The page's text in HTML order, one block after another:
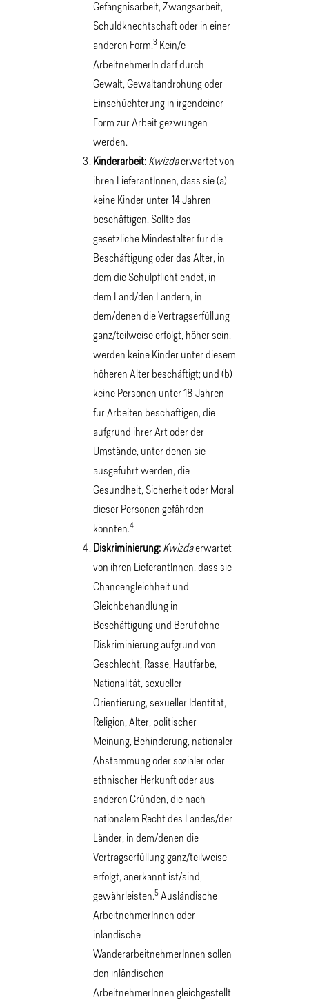
Gefängnisarbeit, Zwangsarbeit,
Schuldknechtschaft oder in einer
anderen Form.3 Kein/e
ArbeitnehmerIn darf durch
Gewalt, Gewaltandrohung oder
Einschüchterung in irgendeiner
Form zur Arbeit gezwungen
werden.
Kinderarbeit: Kwizdaerwartet von
ihren LieferantInnen, dass sie (a)
keine Kinder unter 14 Jahren
beschäftigen. Sollte das
gesetzliche Mindestalter für die
Beschäftigung oder das Alter, in
dem die Schulpflicht endet, in
dem Land/den Ländern, in
dem/denen die Vertragserfüllung
ganz/teilweise erfolgt, höher sein,
werden keine Kinder unter diesem
höheren Alter beschäftigt; und (b)
keine Personen unter 18 Jahren
für Arbeiten beschäftigen, die
aufgrund ihrer Art oder der
Umstände, unter denen sie
ausgeführt werden, die
Gesundheit, Sicherheit oder Moral
dieser Personen gefährden
könnten.4
Diskriminierung: Kwizdaerwartet
von ihren LieferantInnen, dass sie
Chancengleichheit und
Gleichbehandlung in
Beschäftigung und Beruf ohne
Diskriminierung aufgrund von
Geschlecht, Rasse, Hautfarbe,
Nationalität, sexueller
Orientierung, sexueller Identität,
Religion, Alter, politischer
Meinung, Behinderung, nationaler
Abstammung oder sozialer oder
ethnischer Herkunft oder aus
anderen Gründen, die nach
nationalem Recht des Landes/der
Länder, in dem/denen die
Vertragserfüllung ganz/teilweise
erfolgt, anerkannt ist/sind,
gewährleisten.5 Ausländische
ArbeitnehmerInnen oder
inländische
WanderarbeitnehmerInnen sollen
den inländischen
ArbeitnehmerInnen gleichgestellt